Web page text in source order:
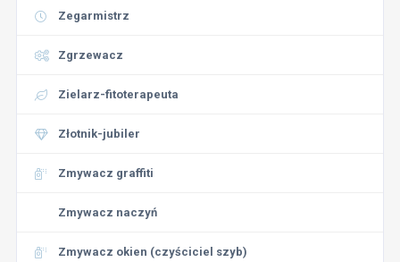
Zegarmistrz
Zgrzewacz
Zielarz-fitoterapeuta
Złotnik-jubiler
Zmywacz graffiti
Zmywacz naczyń
Zmywacz okien (czyściciel szyb)